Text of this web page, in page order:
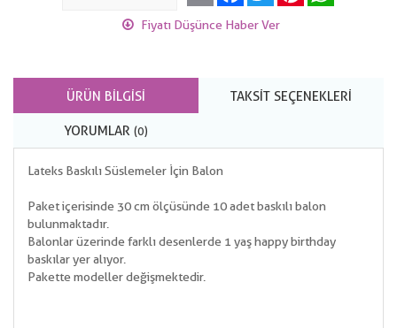
Fiyatı Düşünce Haber Ver
ÜRÜN BILGISI TAKSIT SEÇENEKLERI
YORUMLAR (0)
Lateks Baskılı Süslemeler İçin Balon
Paket içerisinde 30 cm ölçüsünde 10 adet baskılı balon
bulunmaktadır.
Balonlar üzerinde farklı desenlerde 1 yaş happy birthday
baskılar yer alıyor.
Pakette modeller değişmektedir.